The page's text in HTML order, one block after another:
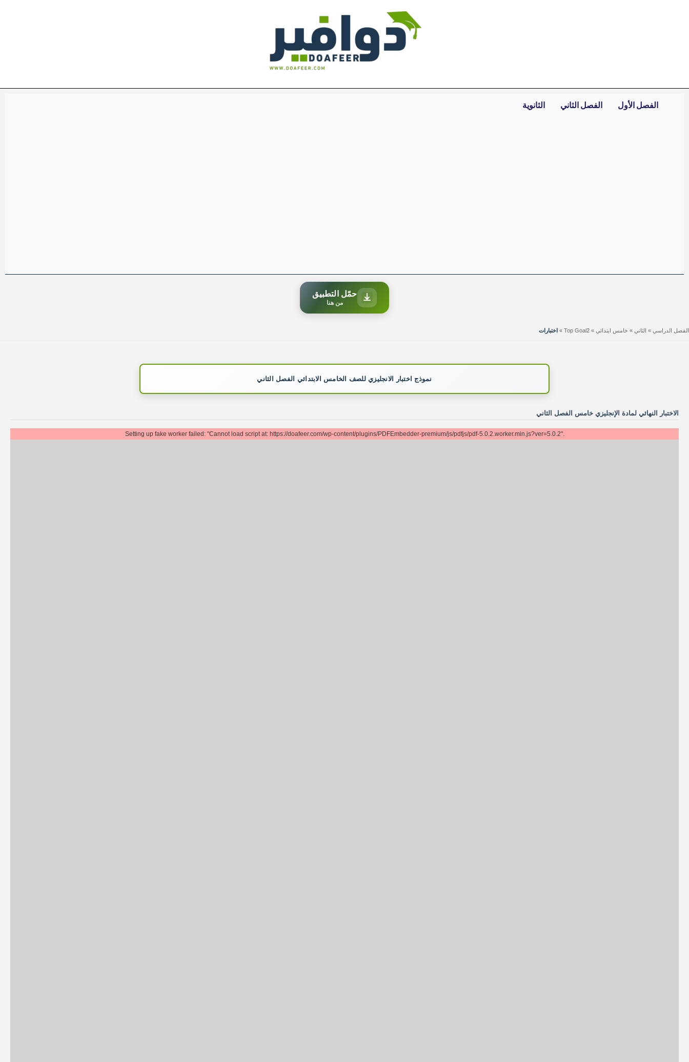
الفصل الأول الفصل الثاني الثانوية
حمّل التطبيق
من هنا
الفصل الدراسي » الثاني » خامس ابتدائي »
Top Goal2
» اختبارات
نموذج اختبار الانجليزي للصف الخامس الابتدائي الفصل الثاني
الاختبار النهائي لمادة الإنجليزي خامس الفصل الثاني
Setting up fake worker failed: "Cannot load script at: https://doafeer.com/wp-content/plugins/PDFEmbedder-premium/js/pdfjs/pdf-5.0.2.worker.min.js?ver=5.0.2".